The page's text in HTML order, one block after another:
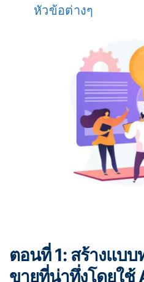
หัวข้อต่างๆ
ตอนที่ 1: สร้างแบ
ขายที่น่าทึ่งโดยใช้